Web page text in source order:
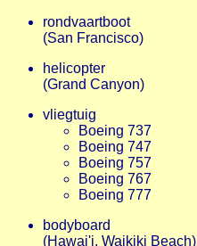
rondvaartboot
(San Francisco)
helicopter
(Grand Canyon)
vliegtuig
Boeing 737
Boeing 747
Boeing 757
Boeing 767
Boeing 777
bodyboard
(Hawai'i, Waikiki Beach)